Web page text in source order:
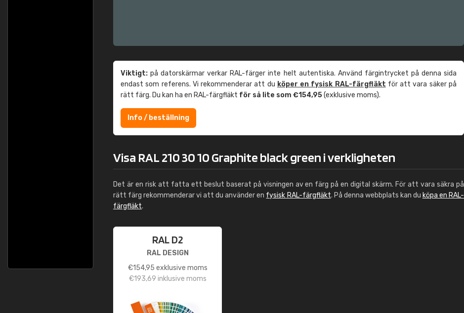
Viktigt: på datorskärmar verkar RAL-färger inte helt autentiska. Använd färgintrycket på denna sida
endast som referens. Vi rekommenderar att du köper en fysisk RAL-färgfläkt för att vara säker på
rätt färg. Du kan ha en RAL-färgfläkt för så lite som €154,95(exklusive moms).
Info / beställning
Visa RAL 210 30 10 Graphite black green i verkligheten
Det är en risk att fatta ett beslut baserat på visningen av en färg på en digital skärm. För att vara säkra på
rätt färg rekommenderar vi att du använder en fysisk RAL-färgfläkt. På denna webbplats kan du köpa en RAL-
färgfläkt.
RAL D2
RAL DESIGN
€154,95 exklusive moms
€193,69 inklusive moms
Leinster Home and